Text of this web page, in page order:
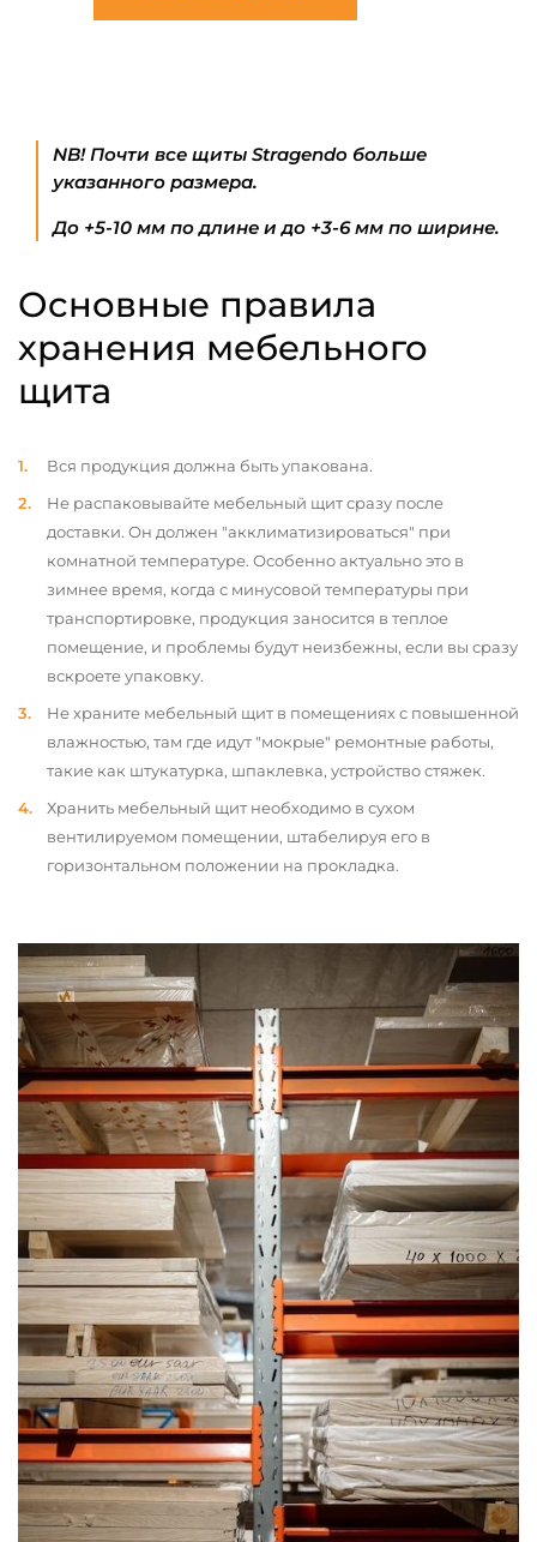
NB! Почти все щиты Stragendo больше
указанного размера.
До +5-10 мм по длине и до +3-6 мм по ширине.
Основные правила
хранения мебельного
щита
Вся продукция должна быть упакована.
Не распаковывайте мебельный щит сразу после
доставки. Он должен "акклиматизироваться" при
комнатной температуре. Особенно актуально это в
зимнее время, когда с минусовой температуры при
транспортировке, продукция заносится в теплое
помещение, и проблемы будут неизбежны, если вы сразу
вскроете упаковку.
Не храните мебельный щит в помещениях с повышенной
влажностью, там где идут "мокрые" ремонтные работы,
такие как штукатурка, шпаклевка, устройство стяжек.
Хранить мебельный щит необходимо в сухом
вентилируемом помещении, штабелируя его в
горизонтальном положении на прокладка.